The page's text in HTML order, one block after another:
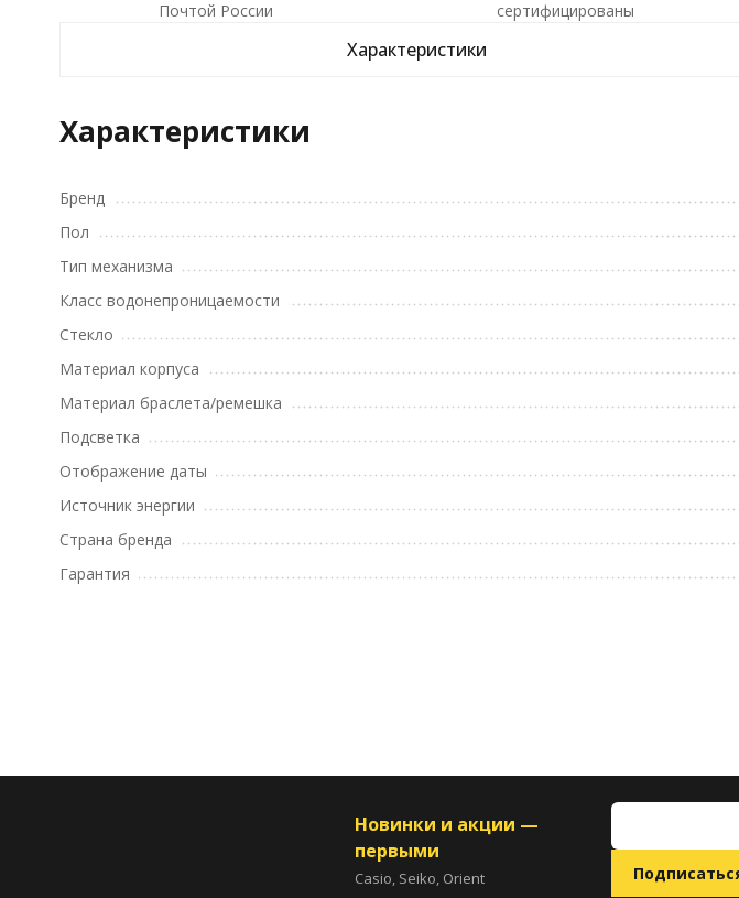
Почтой России
сертифицированы
Характеристики
Характеристики
Бренд
Пол
Тип механизма
Класс водонепроницаемости
Стекло
Материал корпуса
Материал браслета/ремешка
Подсветка
Отображение даты
Источник энергии
Страна бренда
Гарантия
Новинки и акции —
первыми
Casio, Seiko, Orient